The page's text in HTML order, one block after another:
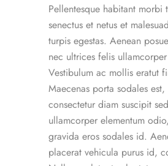
Pellentesque habitant morbi
senectus et netus et
turpis egestas. Aenean
nec ultrices felis
Vestibulum ac mollis eratut
Maecenas porta sodales est,
consectetur diam suscipit
ullamcorper elementum
gravida eros sodales id.
placerat vehicula purus id,